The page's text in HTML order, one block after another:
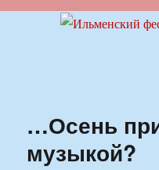
Ильменский
…Осень
музыкой?